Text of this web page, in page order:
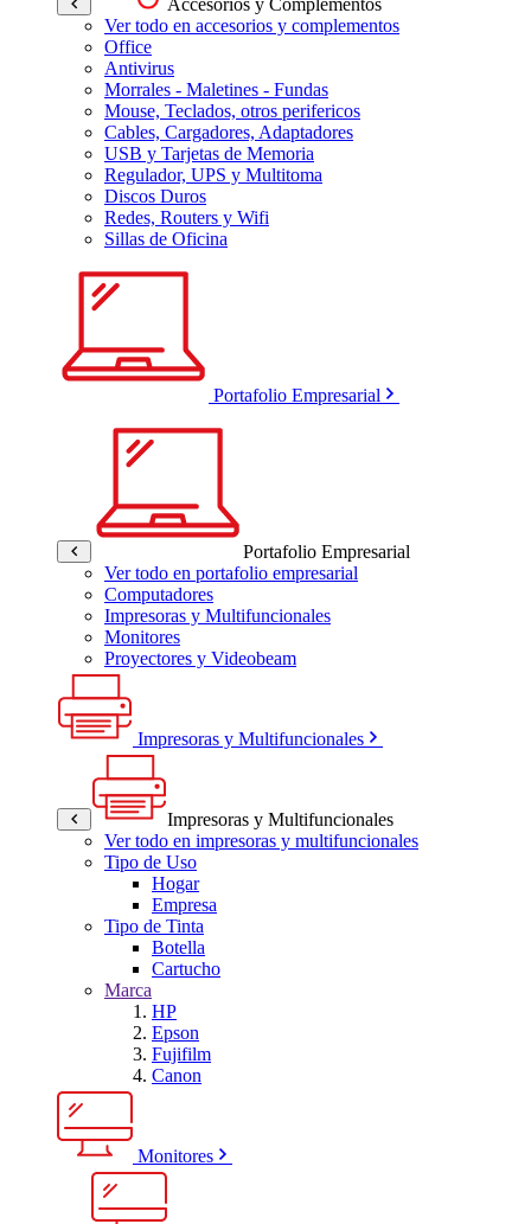
Ver todo en accesorios y complementos
Office
Antivirus
Morrales - Maletines - Fundas
Mouse, Teclados, otros perifericos
Cables, Cargadores, Adaptadores
USB y Tarjetas de Memoria
Regulador, UPS y Multitoma
Discos Duros
Redes, Routers y Wifi
Sillas de Oficina
Portafolio Empresarial
Portafolio Empresarial
Ver todo en portafolio empresarial
Computadores
Impresoras y Multifuncionales
Monitores
Proyectores y Videobeam
Impresoras y Multifuncionales
Impresoras y Multifuncionales
Ver todo en impresoras y multifuncionales
Tipo de Uso
Hogar
Empresa
Tipo de Tinta
Botella
Cartucho
Marca
HP
Epson
Fujifilm
Canon
Monitores